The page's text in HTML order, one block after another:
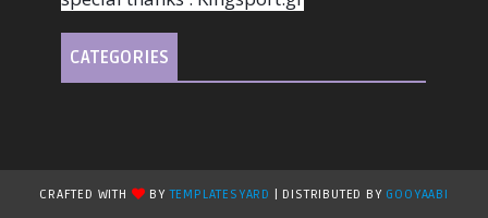
CATEGORIES
CRAFTED WITH BYTEMPLATESYARD | DISTRIBUTED BY GOOYAABI